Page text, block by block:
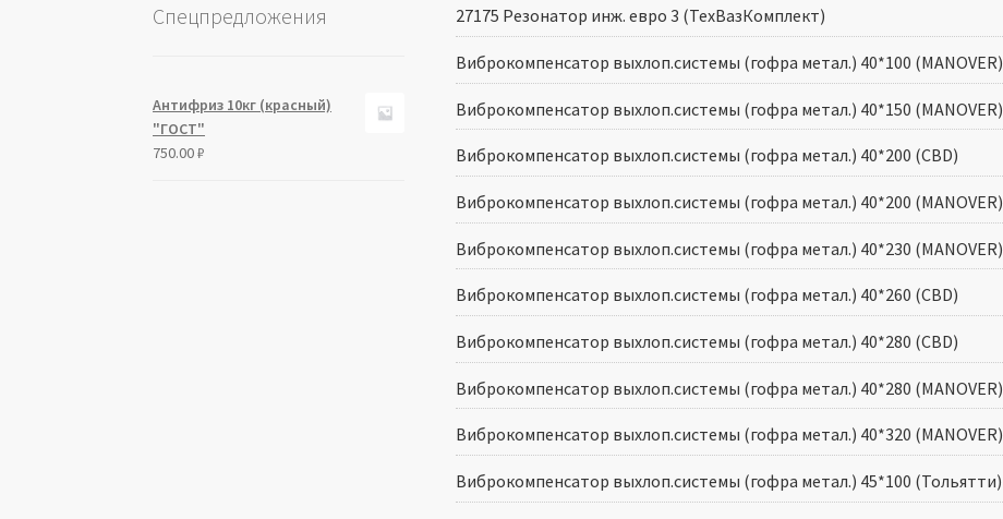
27175 Резонатор инж. евро 3 (ТехВазКомплект)
Виброкомпенсатор выхлоп.системы (гофра метал.) 40*100 (MANOVER)
Виброкомпенсатор выхлоп.системы (гофра метал.) 40*150 (MANOVER)
Виброкомпенсатор выхлоп.системы (гофра метал.) 40*200 (CBD)
Виброкомпенсатор выхлоп.системы (гофра метал.) 40*200 (MANOVER)
Виброкомпенсатор выхлоп.системы (гофра метал.) 40*230 (MANOVER)
Виброкомпенсатор выхлоп.системы (гофра метал.) 40*260 (CBD)
Виброкомпенсатор выхлоп.системы (гофра метал.) 40*280 (CBD)
Виброкомпенсатор выхлоп.системы (гофра метал.) 40*280 (MANOVER)
Виброкомпенсатор выхлоп.системы (гофра метал.) 40*320 (MANOVER)
Виброкомпенсатор выхлоп.системы (гофра метал.) 45*100 (Тольятти)
Спецпредложения
Антифриз 10кг (красный)
"ГОСТ"
750.00₽